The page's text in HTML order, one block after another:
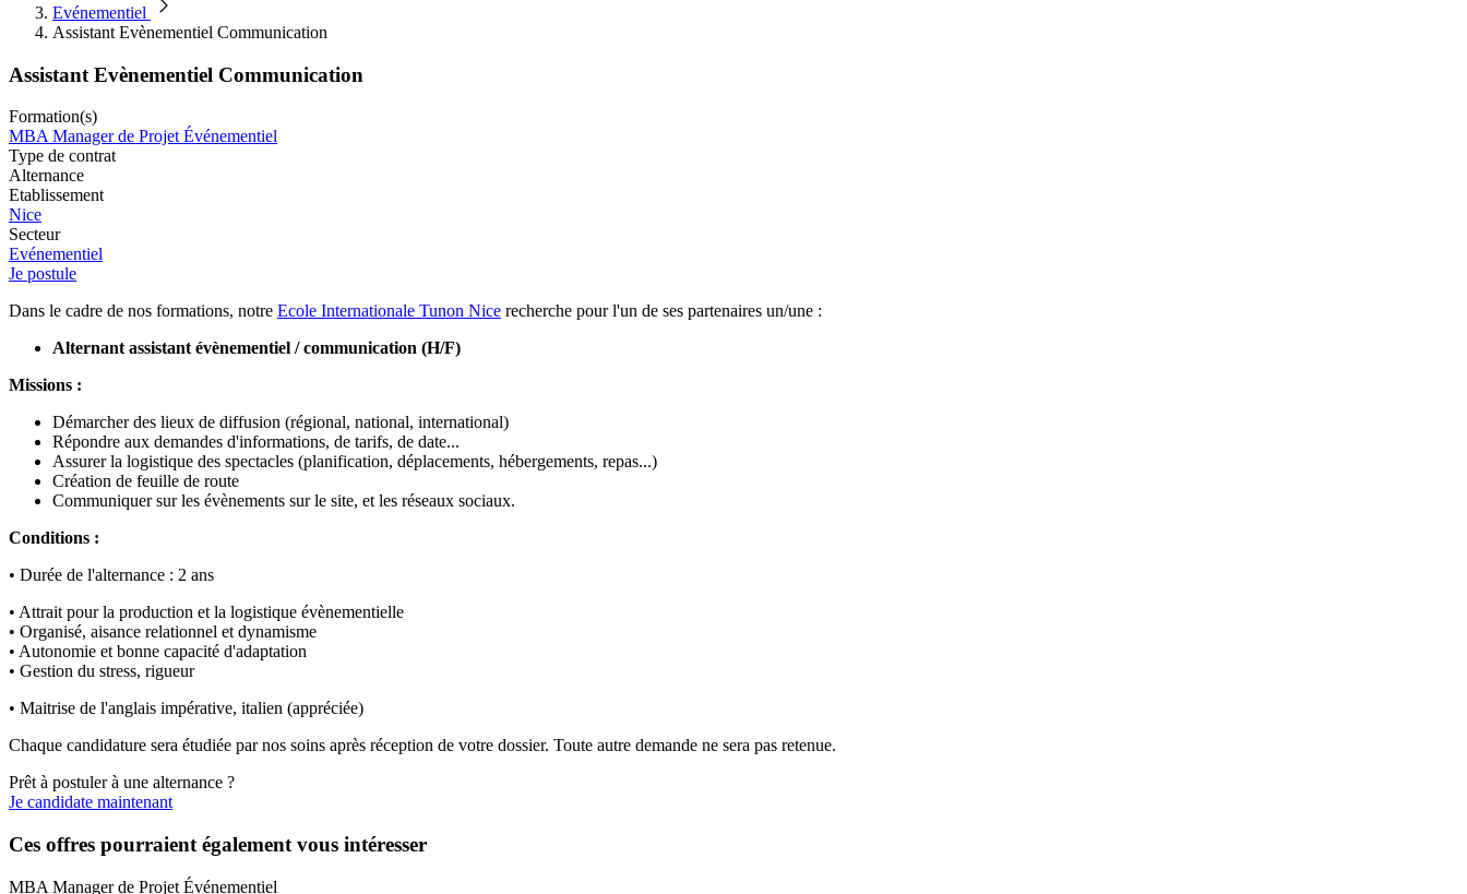
Evénementiel
Assistant Evènementiel Communication
Assistant Evènementiel Communication
Formation(s)
MBA Manager de Projet Événementiel
Type de contrat
Alternance
Etablissement
Nice
Secteur
Evénementiel
Je postule
Dans le cadre de nos formations, notre Ecole Internationale Tunon Nice recherche pour l'un de ses partenaires un/une :
Alternant assistant évènementiel / communication (H/F)
Missions :
Démarcher des lieux de diffusion (régional, national, international)
Répondre aux demandes d'informations, de tarifs, de date...
Assurer la logistique des spectacles (planification, déplacements, hébergements, repas...)
Création de feuille de route
Communiquer sur les évènements sur le site, et les réseaux sociaux.
Conditions :
• Durée de l'alternance : 2 ans
• Attrait pour la production et la logistique évènementielle
• Organisé, aisance relationnel et dynamisme
• Autonomie et bonne capacité d'adaptation
• Gestion du stress, rigueur
• Maitrise de l'anglais impérative, italien (appréciée)
Chaque candidature sera étudiée par nos soins après réception de votre dossier. Toute autre demande ne sera pas retenue.
Prêt à postuler à une alternance ?
Je candidate maintenant
Ces offres pourraient également vous intéresser
MBA Manager de Projet Événementiel